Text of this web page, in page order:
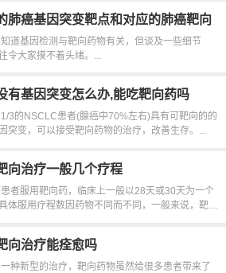
肺癌基因突变靶点和对应的肺癌靶向
哪些
道基因检测与靶向药物有关，但谈及一些细节
令大家摸不着头绪。...
有基因突变怎么办,能吃靶向药吗
3的NSCLC患者(腺癌中70%左右)具有可靶向的的
突变，可以接受靶向药物的治疗，改善生存。...
向治疗一般几个疗程
者服用靶向药，临床上一般以28天或30天为一个
体服用疗程数因药物不同而不同，一般来说，靶向
向治疗能痊愈吗
种新型的治疗，靶向药物虽然给很多患者带来了